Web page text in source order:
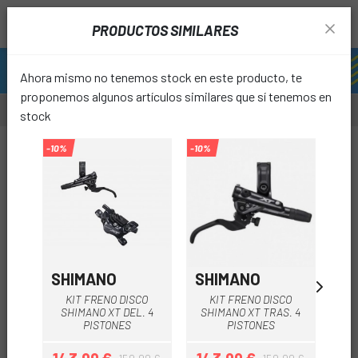
PRODUCTOS SIMILARES
Ahora mismo no tenemos stock en este producto, te
proponemos algunos artículos similares que sí tenemos en
stock
-10%
SHIMANO
KIT FRENO DISCO
SHIMANO XT DEL. 4
PISTONES
-10%
SHIMANO
KIT FRENO DISCO
SHIMANO XT TRAS. 4
PISTONES